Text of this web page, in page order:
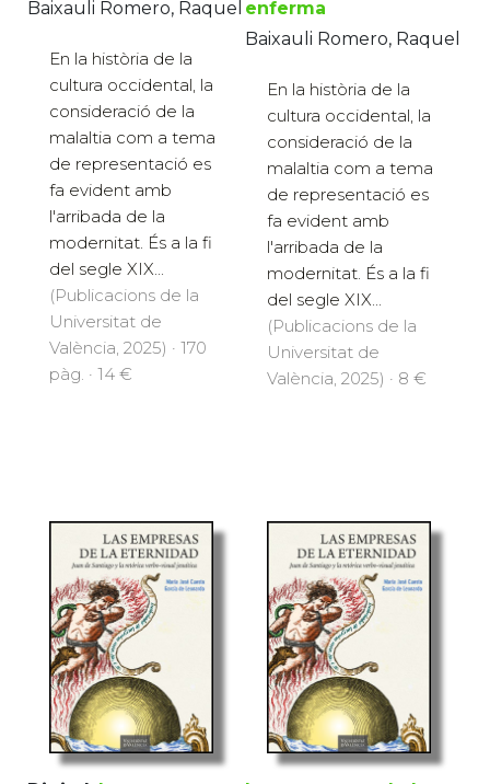
Baixauli Romero, Raquel
En la història de la
cultura occidental, la
consideració de la
malaltia com a tema
de representació es
fa evident amb
l'arribada de la
modernitat. És a la fi
del segle XIX...
(Publicacions de la
Universitat de
València, 2025) · 170
pàg. · 14 €
enferma
Baixauli Romero, Raquel
En la història de la
cultura occidental, la
consideració de la
malaltia com a tema
de representació es
fa evident amb
l'arribada de la
modernitat. És a la fi
del segle XIX...
(Publicacions de la
Universitat de
València, 2025) · 8 €